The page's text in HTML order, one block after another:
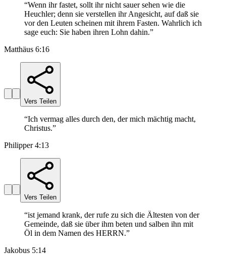
“Wenn ihr fastet, sollt ihr nicht sauer sehen wie die
Heuchler; denn sie verstellen ihr Angesicht, auf daß sie
vor den Leuten scheinen mit ihrem Fasten. Wahrlich ich
sage euch: Sie haben ihren Lohn dahin.”
Matthäus 6:16
Vers Teilen
“Ich vermag alles durch den, der mich mächtig macht,
Christus.”
Philipper 4:13
Vers Teilen
“ist jemand krank, der rufe zu sich die Ältesten von der
Gemeinde, daß sie über ihm beten und salben ihn mit
Öl in dem Namen des HERRN.”
Jakobus 5:14